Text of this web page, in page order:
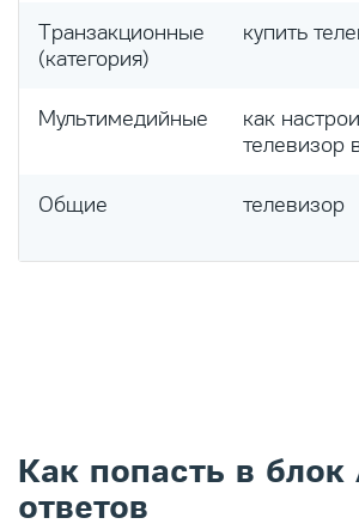
Транзакционные
(категория)
купить
Мультимедийные
как
телевизор
Общие телевизор
Как попасть в блок
ответов